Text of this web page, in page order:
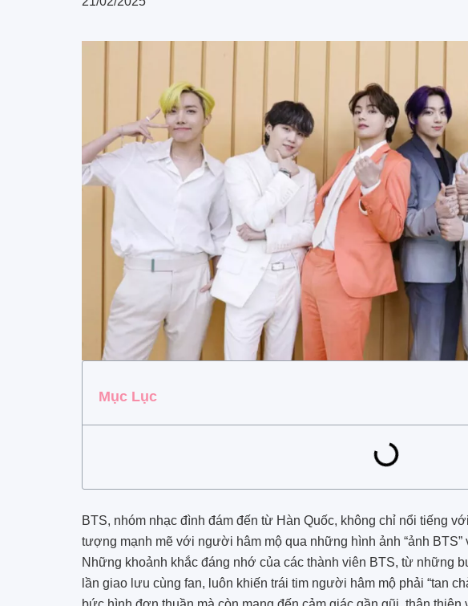
Mục Lục
BTS, nhóm nhạc đình đám đến từ Hàn Quốc, không chỉ nổi tiếng
tượng mạnh mẽ với người hâm mộ qua những hình ảnh “ảnh
Những khoảnh khắc đáng nhớ của các thành viên BTS, từ những
lần giao lưu cùng fan, luôn khiến trái tim người hâm mộ phải “tan